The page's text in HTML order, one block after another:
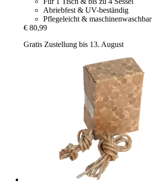
Abriebfest & UV-beständig
Pflegeleicht & maschinenwaschbar
€ 80,99
Gratis Zustellung bis 13. August